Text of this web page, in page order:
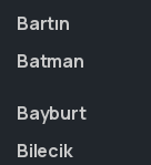
Bartın
Batman
Bayburt
Bilecik